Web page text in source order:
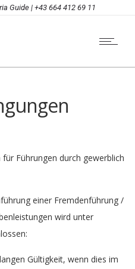
Guide | +43 664 412 69 11
Führungen durch gewerblich
einer Fremdenführung /
wird unter
Gültigkeit, wenn dies im